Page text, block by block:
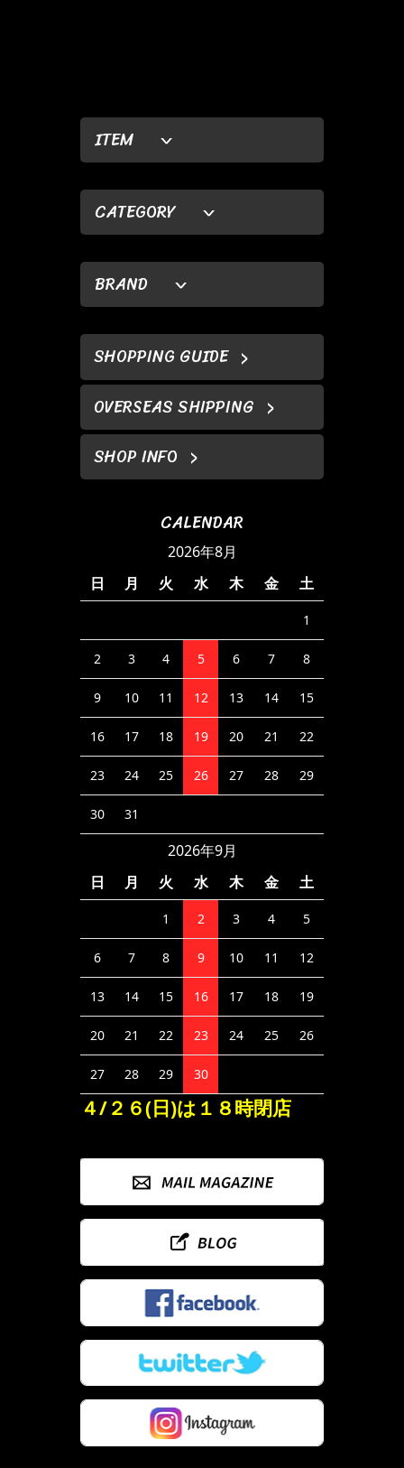
ITEM
CATEGORY
BRAND
SHOPPING GUIDE
OVERSEAS SHIPPING
SHOP INFO
CALENDAR
2026年8月
日
月 火 水 木 金 土
1
2 3 4 5 6 7 8
9 10 11 12 13 14 15
16 17 18 19 20 21 22
23 24 25 26 27 28 29
30 31
2026年9月
日
月 火 水 木 金 土
1 2 3 4 5
6 7 8 9 10 11 12
13 14 15 16 17 18 19
20 21 22 23 24 25 26
27 28 29 30
４/２６(日)は１８時閉店